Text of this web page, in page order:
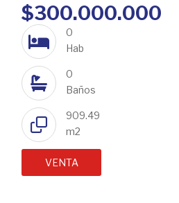
$300.000.000
0
Hab
0
Baños
909.49
m2
VENTA